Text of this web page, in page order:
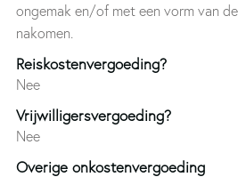
ongemak en/of met een vorm van
nakomen.
Reiskostenvergoeding?
Nee
Vrijwilligersvergoeding?
Nee
Overige onkostenvergoeding